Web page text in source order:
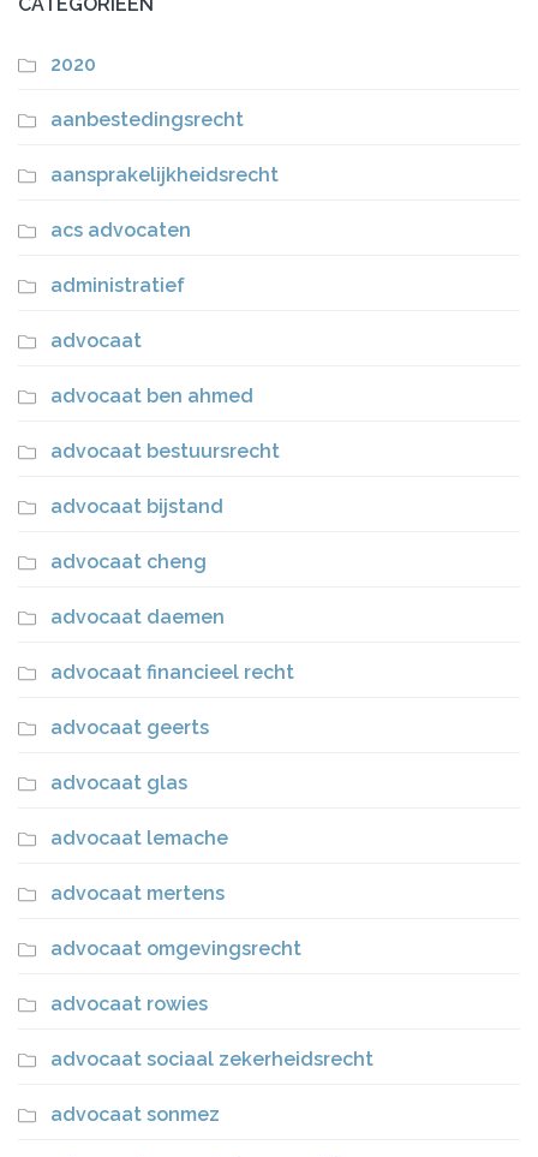
2020
aanbestedingsrecht
aansprakelijkheidsrecht
acs advocaten
administratief
advocaat
advocaat ben ahmed
advocaat bestuursrecht
advocaat bijstand
advocaat cheng
advocaat daemen
advocaat financieel recht
advocaat geerts
advocaat glas
advocaat lemache
advocaat mertens
advocaat omgevingsrecht
advocaat rowies
advocaat sociaal zekerheidsrecht
advocaat sonmez